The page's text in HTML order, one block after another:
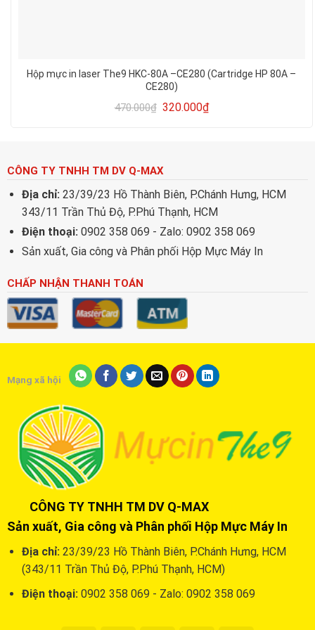
Hộp mực in laser The9 HKC-80A –CE280 (Cartridge HP 80A –
CE280)
470.000₫ 320.000₫
CÔNG TY TNHH TM DV Q-MAX
Địa chỉ: 23/39/23 Hồ Thành Biên, P.Chánh Hưng, HCM
343/11 Trần Thủ Độ, P.Phú Thạnh, HCM
Điện thoại: 0902 358 069 - Zalo: 0902 358 069
Sản xuất, Gia công và Phân phối Hộp Mực Máy In
CHẤP NHẬN THANH TOÁN
Mạng xã hội
CÔNG TY TNHH TM DV Q-MAX
Sản xuất, Gia công và Phân phối Hộp Mực Máy In
Địa chỉ: 23/39/23 Hồ Thành Biên, P.Chánh Hưng, HCM
(343/11 Trần Thủ Độ, P.Phú Thạnh, HCM)
Điện thoại: 0902 358 069 - Zalo: 0902 358 069